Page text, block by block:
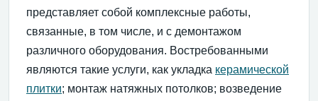
представляет собой комплексные работы,
связанные, в том числе, и с демонтажом
различного оборудования. Востребованными
являются такие услуги, как укладка керамической
плитки; монтаж натяжных потолков; возведение